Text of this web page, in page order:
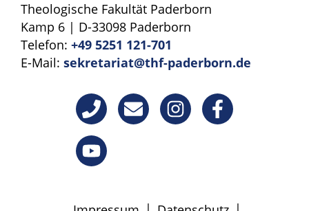
Theologische Fakultät Paderborn
Kamp 6 | D-33098 Paderborn
Telefon: +49 5251 121-701
E-Mail: sekretariat@thf-paderborn.de